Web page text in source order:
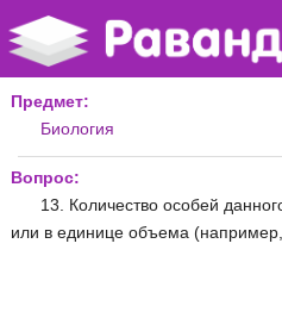
Предмет:
Биология
Вопрос:
13. Количество особей
или в единице объема